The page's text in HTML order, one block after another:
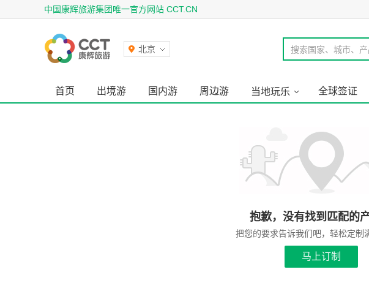
中国康辉旅游集团唯一官方网站 CCT.CN
北京 搜索国家、城市、产
首页 出境游 国内游 周边游 当地玩乐 全球签证
抱歉，没有找到匹配的产
把您的要求告诉我们吧，轻松定制
马上订制